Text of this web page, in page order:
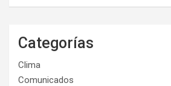
Categorías
Clima
Comunicados